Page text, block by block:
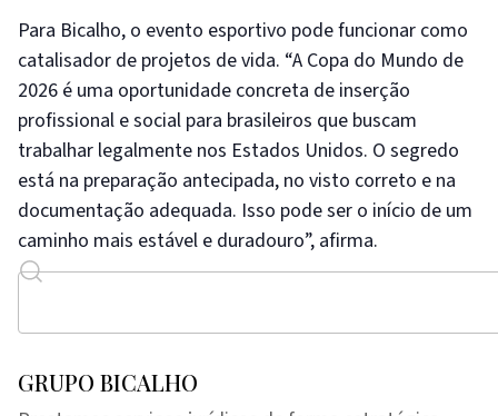
Para Bicalho, o evento esportivo pode funcionar como
catalisador de projetos de vida. “A Copa do Mundo de
2026 é uma oportunidade concreta de inserção
profissional e social para brasileiros que buscam
trabalhar legalmente nos Estados Unidos. O segredo
está na preparação antecipada, no visto correto e na
documentação adequada. Isso pode ser o início de um
caminho mais estável e duradouro”, afirma.
GRUPO BICALHO